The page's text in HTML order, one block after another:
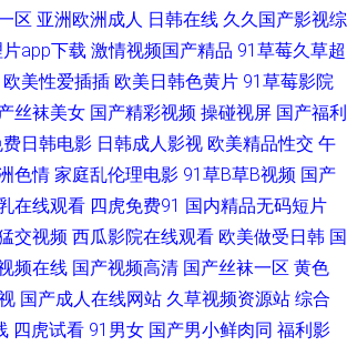
在线 美女草逼色天堂 青娱乐91视频 婷婷色人网 性爱
91麻豆萝莉熟女 大香蕉超碰免费在 黄色三级片yyc
韩巨乳A片 91丝袜视频 超碰午夜 国产激情第二页 韩
香一本AV 青娱乐豆花视频 肏屄欧美 国产内射自拍cm
区 亚洲欧洲成人 日韩在线 久久国产影视综
app下载 激情视频国产精品 91草莓久草超
欧美性爱插插 欧美日韩色黄片 91草莓影院
丝袜美女 国产精彩视频 操碰视屏 国产福利
费日韩电影 日韩成人影视 欧美精品性交 午
色情 家庭乱伦理电影 91草B草B视频 国产
在线观看 四虎免费91 国内精品无码短片
交视频 西瓜影院在线观看 欧美做受日韩 国
频在线 国产视频高清 国产丝袜一区 黄色
国产成人在线网站 久草视频资源站 综合
四虎试看 91男女 国产男小鲜肉同 福利影